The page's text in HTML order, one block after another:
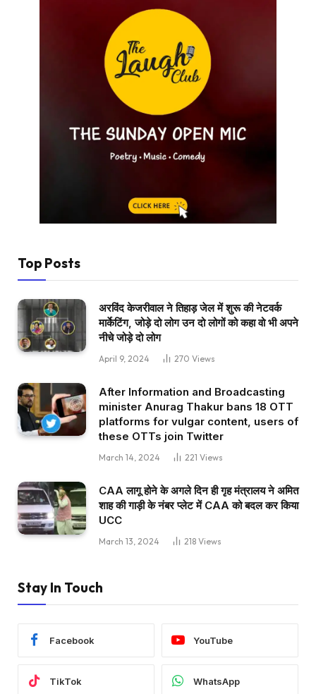
Top Posts
अरविंद केजरीवाल ने तिहाड़ जेल में शुरू की नेटवर्क
मार्केटिंग, जोड़े दो लोग उन दो लोगों को कहा वो भी अपने
नीचे जोड़े दो लोग
April 9, 2024 270 Views
After Information and Broadcasting
minister Anurag Thakur bans 18 OTT
platforms for vulgar content, users of
these OTTs join Twitter
March 14, 2024 221 Views
CAA लागू होने के अगले दिन ही गृह मंत्रालय ने अमित
शाह की गाड़ी के नंबर प्लेट में CAA को बदल कर किया
UCC
March 13, 2024 218 Views
Stay In Touch
Facebook YouTube
TikTok WhatsApp